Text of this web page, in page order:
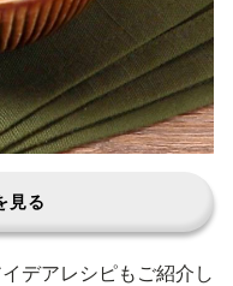
見る
デアレシピもご紹介し